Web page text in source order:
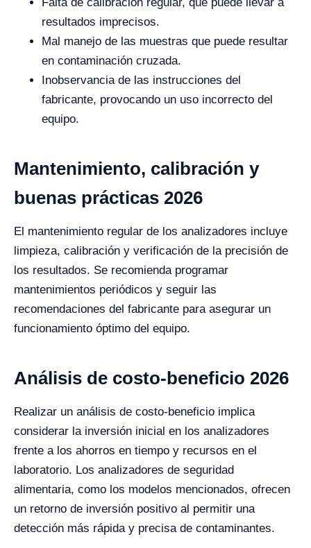
resultados imprecisos.
Mal manejo de las muestras que puede resultar
en contaminación cruzada.
Inobservancia de las instrucciones del
fabricante, provocando un uso incorrecto del
equipo.
Mantenimiento, calibración y
buenas prácticas 2026
El mantenimiento regular de los analizadores incluye
limpieza, calibración y verificación de la precisión de
los resultados. Se recomienda programar
mantenimientos periódicos y seguir las
recomendaciones del fabricante para asegurar un
funcionamiento óptimo del equipo.
Análisis de costo-beneficio 2026
Realizar un análisis de costo-beneficio implica
considerar la inversión inicial en los analizadores
frente a los ahorros en tiempo y recursos en el
laboratorio. Los analizadores de seguridad
alimentaria, como los modelos mencionados, ofrecen
un retorno de inversión positivo al permitir una
detección más rápida y precisa de contaminantes.